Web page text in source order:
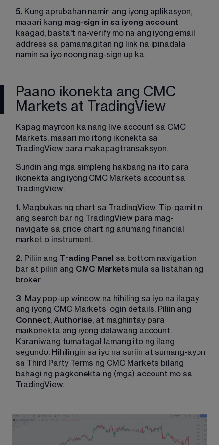
5. Kung aprubahan namin ang iyong aplikasyon,
maaari kang mag-sign in sa iyong account
kaagad, basta't na-verify mo na ang iyong email
address sa pamamagitan ng link na ipinadala
namin sa iyo noong nag-sign up ka.
Paano ikonekta ang CMC
Markets at TradingView
Kapag mayroon ka nang live account sa CMC
Markets, maaari mo itong ikonekta sa
TradingView para makapagtransaksyon.
Sundin ang mga simpleng hakbang na ito para
ikonekta ang iyong CMC Markets account sa
TradingView:
1. Magbukas ng chart sa TradingView. Tip: gamitin
ang search bar ng TradingView para mag-
navigate sa price chart ng anumang financial
market o instrument.
2. Piliin ang Trading Panel sa bottom navigation
bar at piliin ang CMC Markets mula sa listahan ng
broker.
3. May pop-up window na hihiling sa iyo na ilagay
ang iyong CMC Markets login details. Piliin ang
Connect, Authorise, at maghintay para
maikonekta ang iyong dalawang account.
Karaniwang tumatagal lamang ito ng ilang
segundo. Hihilingin sa iyo na suriin at sumang-ayon
sa Third Party Terms ng CMC Markets bilang
bahagi ng pagkonekta ng (mga) account mo sa
TradingView.